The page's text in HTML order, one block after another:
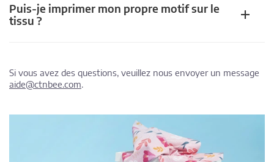
Puis-je imprimer mon propre motif sur le
tissu ?
Si vous avez des questions, veuillez nous envoyer un message
aide@ctnbee.com.